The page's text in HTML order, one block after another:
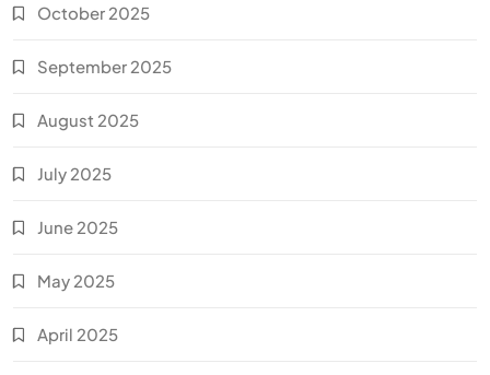
October 2025
September 2025
August 2025
July 2025
June 2025
May 2025
April 2025